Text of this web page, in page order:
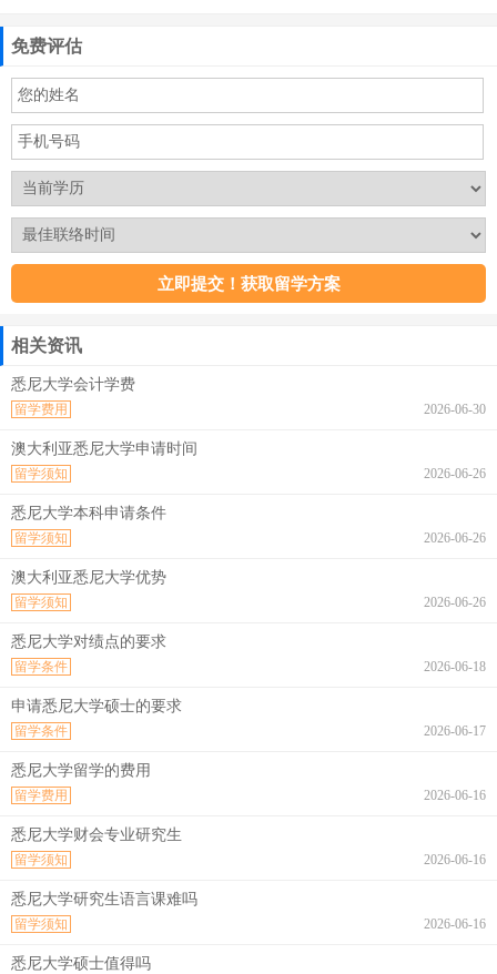
免费评估
相关资讯
悉尼大学会计学费
2026-06-30
留学费用
澳大利亚悉尼大学申请时间
2026-06-26
留学须知
悉尼大学本科申请条件
2026-06-26
留学须知
澳大利亚悉尼大学优势
2026-06-26
留学须知
悉尼大学对绩点的要求
2026-06-18
留学条件
申请悉尼大学硕士的要求
2026-06-17
留学条件
悉尼大学留学的费用
2026-06-16
留学费用
悉尼大学财会专业研究生
2026-06-16
留学须知
悉尼大学研究生语言课难吗
2026-06-16
留学须知
悉尼大学硕士值得吗